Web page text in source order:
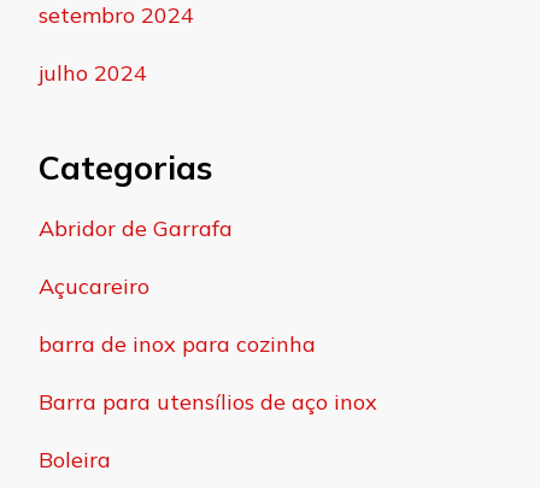
setembro 2024
julho 2024
Categorias
Abridor de Garrafa
Açucareiro
barra de inox para cozinha
Barra para utensílios de aço inox
Boleira